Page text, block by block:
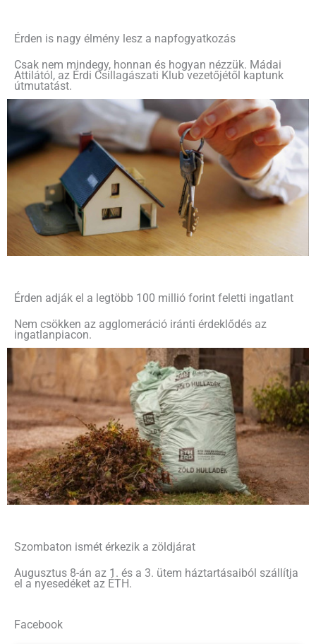
Érden is nagy élmény lesz a napfogyatkozás
Csak nem mindegy, honnan és hogyan nézzük. Mádai
Attilától, az Érdi Csillagászati Klub vezetőjétől kaptunk
útmutatást.
Érden adják el a legtöbb 100 millió forint feletti ingatlant
Nem csökken az agglomeráció iránti érdeklődés az
ingatlanpiacon.
Szombaton ismét érkezik a zöldjárat
Augusztus 8-án az 1. és a 3. ütem háztartásaiból szállítja
el a nyesedéket az ÉTH.
Facebook